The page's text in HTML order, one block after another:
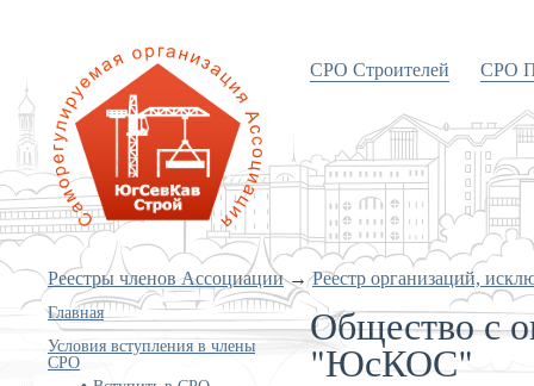
«Объединение строителей
Южного и Северо-Кавказского
округов»
СРО Строителей СРО
Реестры членов Ассоциации→Реестр организаций,
Главная
Условия вступления в члены
СРО
Общество с
"ЮсКОС"